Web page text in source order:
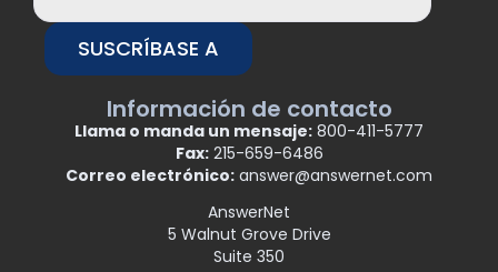
SUSCRÍBASE A
Información de contacto
Llama o manda un mensaje: 800-411-5777
Fax:215-659-6486
Correo electrónico: answer@answernet.com
AnswerNet
5 Walnut Grove Drive
Suite 350